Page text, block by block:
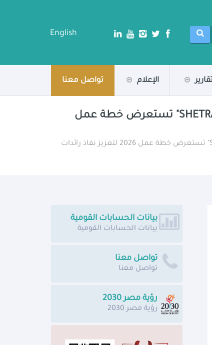
English
الإعلام تواصل معنا
برئاسة وزارتي التخطيط والتنمية الاقتصادية والصناعة.. لجنة تسيير مشروع "SHETRADES EGYPT" تستعرض خطة عمل
/ برئاسة وزارتي التخطيط والتنمية الاقتصادية والصناعة.. لجنة تسيير مشروع "SheTrades Egypt" تستعرض خطة عمل 2026 لتعزيز نفاذ رائدات
بيانات الحسابات القومية
بيانات الحسابات القومية
تواصل معنا
تواصل معنا
رؤية مصر 2030
رؤية مصر 2030